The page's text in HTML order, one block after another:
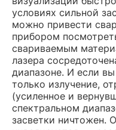
условиях сильной
можно привести
прибором
свариваемым
лазера
диапазоне. И если
только излучение,
(усиленное и
спектральном
засветки ничтожен.